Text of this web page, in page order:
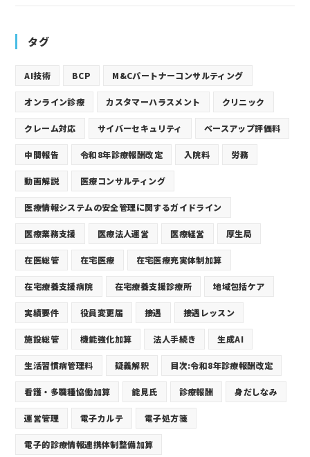
タグ
AI技術 BCP M&Cパートナーコンサルティング
オンライン診療 カスタマーハラスメント クリニック
クレーム対応 サイバーセキュリティ ベースアップ評価料
中間報告 令和8年診療報酬改定 入院料 労務
動画解説 医療コンサルティング
医療情報システムの安全管理に関するガイドライン
医療業務支援 医療法人運営 医療経営 厚生局
在医総管 在宅医療 在宅医療充実体制加算
在宅療養支援病院 在宅療養支援診療所 地域包括ケア
実績要件 役員変更届 接遇 接遇レッスン
施設総管 機能強化加算 法人手続き 生成AI
生活習慣病管理料 疑義解釈 目次:令和8年診療報酬改定
看護・多職種協働加算 能見氏 診療報酬 身だしなみ
運営管理 電子カルテ 電子処方箋
電子的診療情報連携体制整備加算